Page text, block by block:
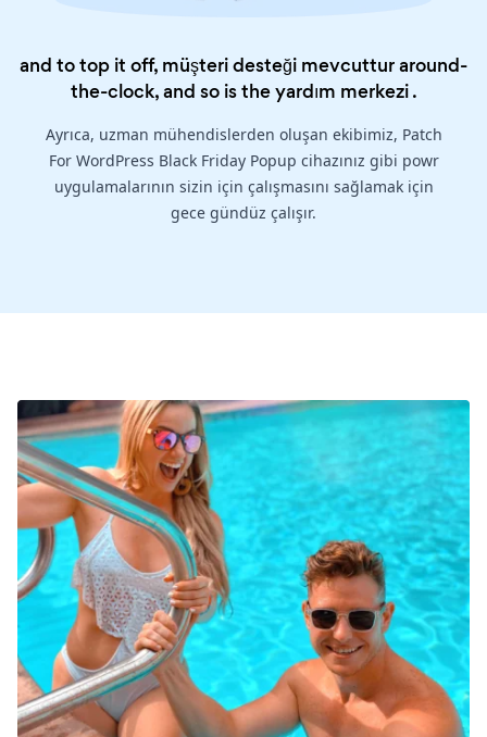
and to top it off, müşteri desteği mevcuttur around-
the-clock, and so is theyardım merkezi.
Ayrıca, uzman mühendislerden oluşan ekibimiz, Patch
For WordPress Black Friday Popup cihazınız gibi powr
uygulamalarının sizin için çalışmasını sağlamak için
gece gündüz çalışır.